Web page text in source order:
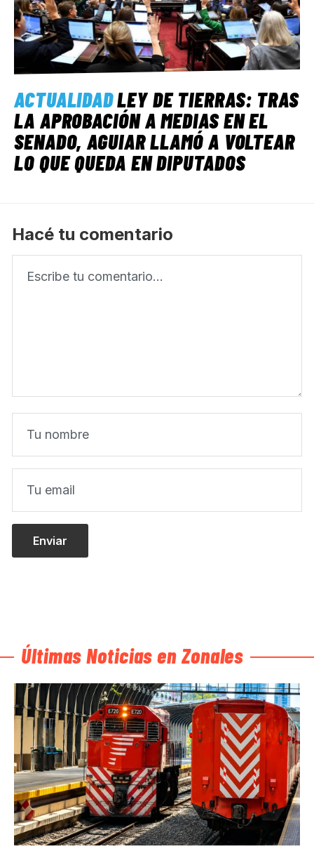
ACTUALIDADLEY DE TIERRAS: TRAS
LA APROBACIÓN A MEDIAS EN EL
SENADO, AGUIAR LLAMÓ A VOLTEAR
LO QUE QUEDA EN DIPUTADOS
Hacé tu comentario
Últimas Noticias en Zonales